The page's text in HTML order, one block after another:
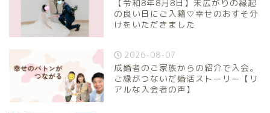
【令和8年8月8日】末広がりの縁起
の良い日にご入籍♡幸せのおすそ分
けをいただきました
2026-08-07
成婚者のご家族からの紹介で入会。
ご縁がつないだ婚活ストーリー【リ
アルな入会者の声】